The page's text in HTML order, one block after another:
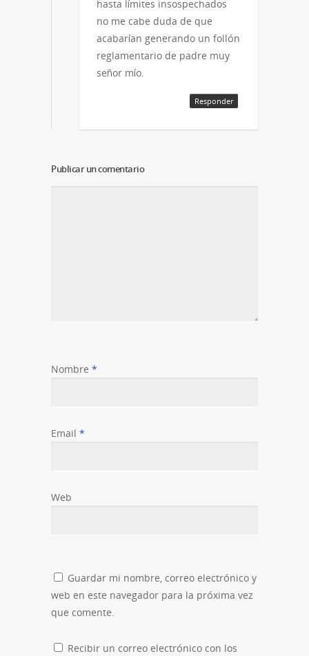
hasta límites insospechados
no me cabe duda de que
acabarían generando un follón
reglamentario de padre muy
señor mío.
Responder
Publicar un comentario
Nombre *
Email *
Web
Guardar mi nombre, correo electrónico y
web en este navegador para la próxima vez
que comente.
Recibir un correo electrónico con los